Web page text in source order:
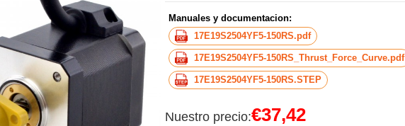
Manuales y documentacion:
17E19S2504YF5-150RS.pdf
17E19S2504YF5-150RS_Thrust_Force_Curve.pdf
17E19S2504YF5-150RS.STEP
Nuestro precio:€37,42